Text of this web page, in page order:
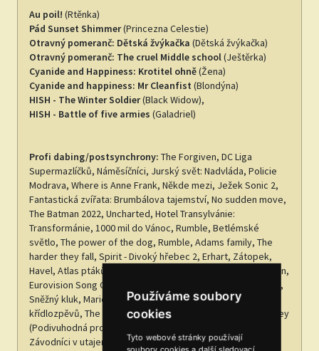
Používáme soubory
cookies
Tyto webové stránky používají
Au poil! (Rtěnka)
Pád Sunset Shimmer(Princezna Celestie)
Otravný pomeranč: Dětská žvýkačka (Dětská žvýkačka)
Otravný pomeranč: The cruel Middle school(Ještěrka)
Cyanide and Happiness: Krotitel ohně(Žena)
Cyanide and happiness: Mr Cleanfist (Blondýna)
HISH - The Winter Soldier(Black Widow),
HISH - Battle of five armies (Galadriel)
Profi dabing/postsynchrony: The Forgiven, DC Liga
Supermazlíčků, Náměsíčníci, Jurský svět: Nadvláda, Policie
Modrava, Where is Anne Frank, Někde mezi, Ježek Sonic 2,
Fantastická zvířata: Brumbálova tajemství, No sudden move,
The Batman 2022, Uncharted, Hotel Transylvánie:
Transformánie, 1000 mil do Vánoc, Rumble, Betlémské
světlo, The power of the dog, Rumble, Adams family, The
harder they fall, Spirit - Divoký hřebec 2, Erhart, Zátopek,
Havel, Atlas ptáků, Joker, Enola Holmes, You, Wonderwoman,
Eurovision Song Contest: The Story of Fire Saga, Babyboss,
Sněžný kluk, Marie Terezie II, Dračí záchranáři: Tajemství
křídlozpěvů, The Willoughbys, Trolls World Tour, Birds of Prey
(Podivuhodná proměna Harley Quinn), Rychle a zběsile:
Závodníci v utajení, Dolittle, Sonic the Hedgehog, Llama